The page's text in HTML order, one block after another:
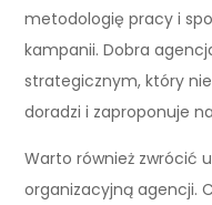
metodologię pracy i
kampanii. Dobra
strategicznym, który
doradzi i zaproponuje
Warto również zwrócić
organizacyjną agencji.